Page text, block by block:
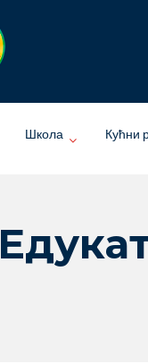
Школа Кућни